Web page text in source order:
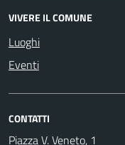
VIVERE IL COMUNE
Luoghi
Eventi
CONTATTI
Piazza V. Veneto, 1